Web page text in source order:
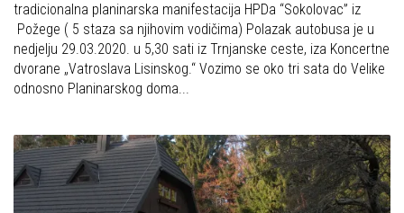
Izleti
Izvješća s izleta OSI
Visokogorci
Povijest SVP
Izvješća s izleta SVP
Speleolozi
50 vrhova za 50 godina društva
Od vrha do vrha
4 godišnja doba na Oštrcu
Noćni pohod na Oštrc
Dragojlinom stazom na Okić
tradicionalna planinarska manifestacija HPDa “Sokolovac” iz
Požege ( 5 staza sa njihovim vodičima) Polazak autobusa je u
nedjelju 29.03.2020. u 5,30 sati iz Trnjanske ceste, iza Koncertne
dvorane „Vatroslava Lisinskog.“ Vozimo se oko tri sata do Velike
odnosno Planinarskog doma...